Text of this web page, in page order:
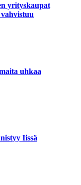
yrityskaupat
uhkaa
Iissä